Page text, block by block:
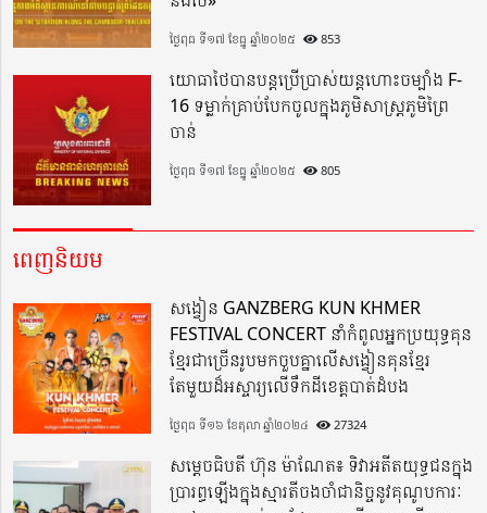
ថ្ងៃពុធ ទី១៧ ខែធ្នូ ឆ្នាំ២០២៥ 853
យោធាថៃបានបន្តប្រើប្រាស់យន្តហោះចម្បាំង F-
16 ទម្លាក់គ្រាប់បែកចូលក្នុងភូមិសាស្ត្រភូមិព្រៃ
ចាន់
ថ្ងៃពុធ ទី១៧ ខែធ្នូ ឆ្នាំ២០២៥ 805
ពេញនិយម
សង្វៀន GANZBERG KUN KHMER
FESTIVAL CONCERT នាំកំពូលអ្នកប្រយុទ្ធគុន
ខ្មែរជាច្រើនរូបមកចួបគ្នាលើសង្វៀនគុនខ្មែរ
តែមួយដ៏អស្ចារ្យលើទឹកដីខេត្តបាត់ដំបង
ថ្ងៃពុធ ទី១៦ ខែតុលា ឆ្នាំ២០២៤ 27324
សម្តេចធិបតី ហ៊ុន ម៉ាណែត៖ ទិវាអតីតយុទ្ធជនក្នុង
ប្រារព្ធឡើងក្នុងស្មារតីចងចាំជានិច្ចនូវគុណូបការៈ